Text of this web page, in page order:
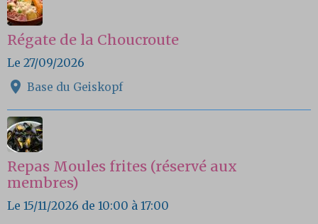
Régate de la Choucroute
Le 27/09/2026
Base du Geiskopf
Repas Moules frites (réservé aux
membres)
Le 15/11/2026 de 10:00 à 17:00